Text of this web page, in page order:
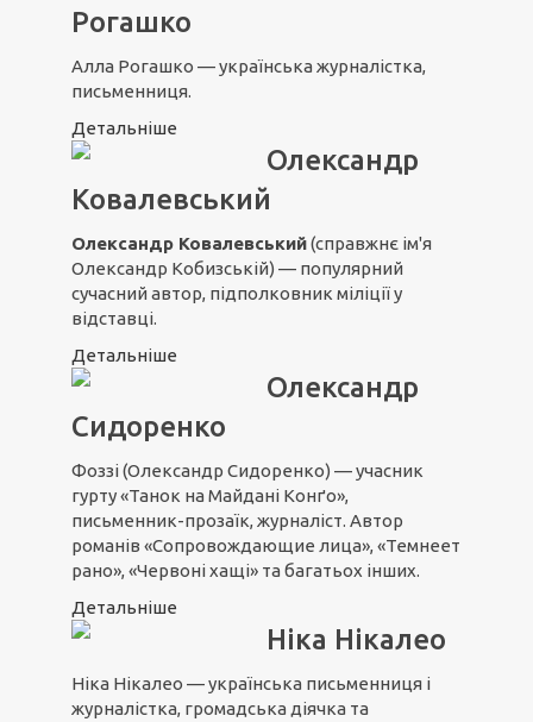
Рогашко
Алла Рогашко — українська журналістка,
письменниця.
Детальніше
Олександр
Ковалевський
Олександр Ковалевський(справжнє ім'я
Олександр Кобизській) — популярний
сучасний автор, підполковник міліції у
відставці.
Детальніше
Олександр
Сидоренко
Фоззі (Олександр Сидоренко) — учасник
гурту «Танок на Майдані Конґо»,
письменник-прозаїк, журналіст. Автор
романів «Сопровождающие лица», «Темнеет
рано», «Червоні хащі» та багатьох інших.
Детальніше
Ніка Нікалео
Ніка Нікалео — українська письменниця і
журналістка, громадська діячка та